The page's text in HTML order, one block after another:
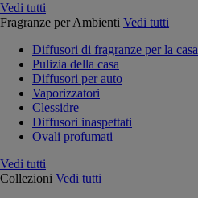
Vedi tutti
Fragranze per Ambienti Vedi tutti
Diffusori di fragranze per la casa
Pulizia della casa
Diffusori per auto
Vaporizzatori
Clessidre
Diffusori inaspettati
Ovali profumati
Vedi tutti
Collezioni Vedi tutti